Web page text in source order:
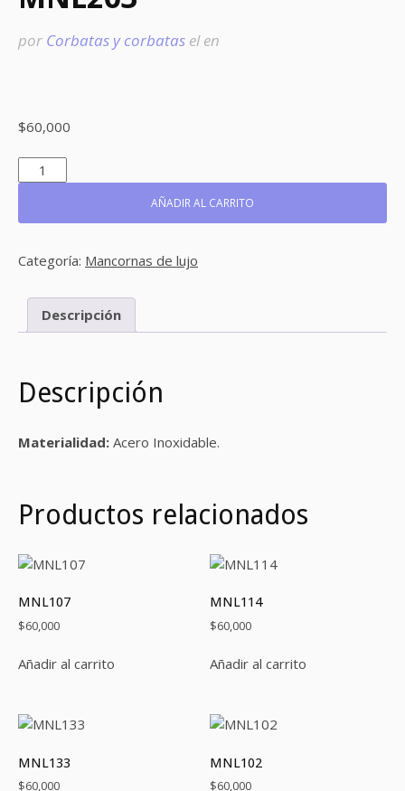
por Corbatas y corbatas elen
$60,000
MNL203
CANTIDAD
AÑADIR AL CARRITO
Categoría: Mancornas de lujo
Descripción
Descripción
Materialidad: Acero Inoxidable.
Productos relacionados
MNL107
$60,000
Añadir al carrito
MNL114
$60,000
Añadir al carrito
MNL133
$60,000
MNL102
$60,000